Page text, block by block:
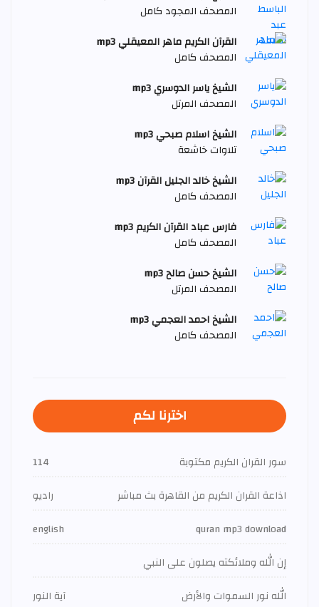
المصحف المجود كامل
القرآن الكريم ماهر المعيقلي mp3
المصحف كامل
الشيخ ياسر الدوسري mp3
المصحف المرتل
الشيخ اسلام صبحي mp3
تلاوات خاشعة
الشيخ خالد الجليل القرآن mp3
المصحف كامل
فارس عباد القرآن الكريم mp3
المصحف كامل
الشيخ حسن صالح mp3
المصحف المرتل
الشيخ احمد العجمي mp3
المصحف كامل
اخترنا لكم
سور القران الكريم مكتوبة
114
اذاعة القران الكريم من القاهرة بث مباشر
راديو
quran mp3 download
english
إن الله وملائكته يصلون على النبي
الله نور السموات والأرض
آية النور